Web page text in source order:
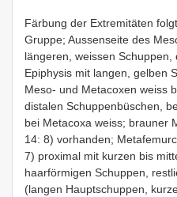
Färbung der Extremitäten
Gruppe; Aussenseite des
längeren, weissen Schuppen,
Epiphysis mit langen, gelben
Meso- und Metacoxen weiss
distalen Schuppenbüschen,
bei Metacoxa weiss; brauner
14: 8) vorhanden;
7) proximal mit kurzen bis
haarförmigen Schuppen,
(langen Hauptschuppen,